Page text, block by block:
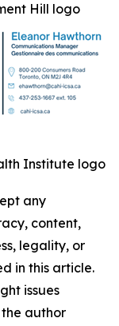
Hill logo
Institute logo
any
content,
legality, or
in this article.
issues
author